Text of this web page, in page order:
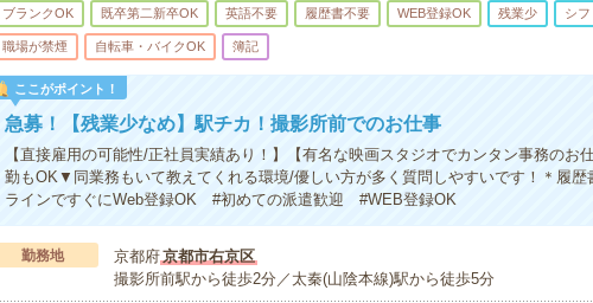
ブランクOK 既卒第二新卒OK 英語不要 履歴書不要 WEB登録OK 残業少 シフ
職場が禁煙 自転車・バイクOK 簿記
ここがポイント！
急募！【残業少なめ】駅チカ！撮影所前でのお仕事
【直接雇用の可能性/正社員実績あり！】【有名な映画スタジオでカンタン事務のお
勤もOK▼同業務もいて教えてくれる環境/優しい方が多く質問しやすいです！＊履歴
ラインですぐにWeb登録OK #初めての派遣歓迎 #WEB登録OK
勤務地 京都府京都市右京区
撮影所前駅から徒歩2分／太秦(山陰本線)駅から徒歩5分